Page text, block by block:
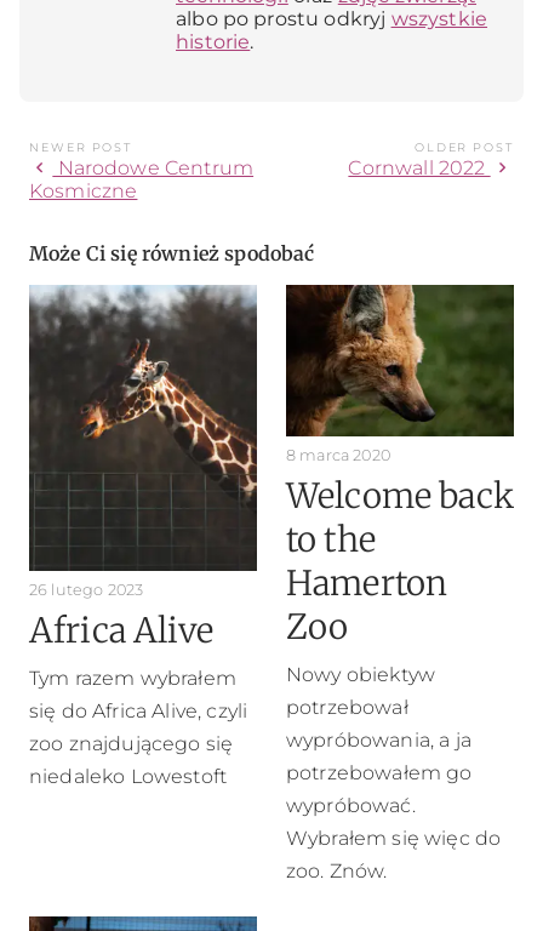
albo po prostu odkryj wszystkie
historie.
NEWER POST
chevron_left
Narodowe Centrum
Kosmiczne
OLDER POST
Cornwall 2022 chevron_right
Może Ci się również spodobać
26 lutego 2023
Africa Alive
Tym razem wybrałem
się do Africa Alive, czyli
zoo znajdującego się
niedaleko Lowestoft
8 marca 2020
Welcome back
to the
Hamerton
Zoo
Nowy obiektyw
potrzebował
wypróbowania, a ja
potrzebowałem go
wypróbować.
Wybrałem się więc do
zoo. Znów.